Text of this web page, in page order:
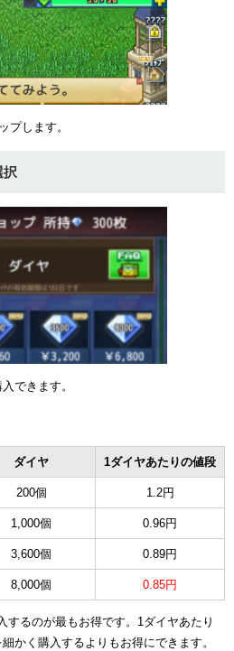
プします。
できます。
ダイヤ 1ダイヤあたりの値段
200個 1.2円
1,000個 0.96円
3,600個 0.89円
8,000個 0.85円
するのが最もお得です。1ダイヤあたり
かく購入するよりもお得にできます。